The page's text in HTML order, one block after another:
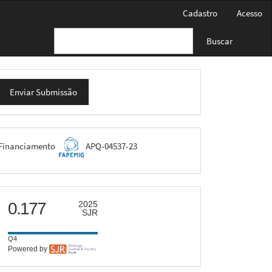
Cadastro Acesso
Buscar
Enviar Submissão
APQ-04537-23
scimago
0.177
2025
SJR
Q4
Powered by